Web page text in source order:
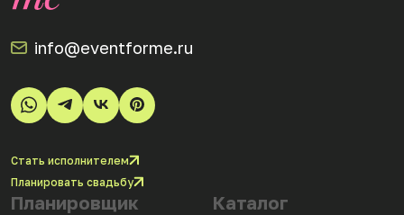
info@eventforme.ru
Стать исполнителем
Планировать свадьбу
Планировщик Каталог